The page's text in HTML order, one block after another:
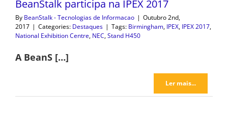
BeanStalk participa na IPEX 2017
By BeanStalk - Tecnologias de Informacao | Outubro 2nd,
2017 | Categories: Destaques | Tags: Birmingham, IPEX, IPEX 2017,
National Exhibition Centre, NEC,Stand H450
A BeanS […]
Ler mais...